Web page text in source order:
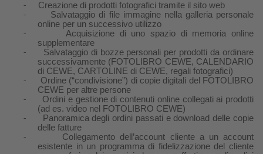
- Creazione di prodotti fotografici tramite il sito web
-
Salvataggio di file immagine nella galleria personale
online per un successivo utilizzo
-
Acquisizione di uno spazio di memoria online
supplementare
-
Salvataggio di bozze personali per prodotti da ordinare
successivamente (FOTOLIBRO CEWE, CALENDARIO
di CEWE, CARTOLINE di CEWE, regali fotografici)
-
Ordine (“condivisione”) di copie digitali del FOTOLIBRO
CEWE per altre persone
-
Ordini e gestione di contenuti online collegati ai prodotti
(ad es. video nel FOTOLIBRO CEWE)
-
Panoramica degli ordini passati e download delle copie
delle fatture
-
Collegamento dell’account cliente a un account
esistente in un programma di fidelizzazione del cliente